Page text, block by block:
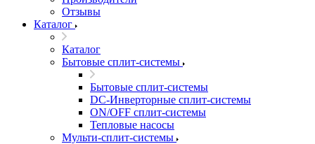
Отзывы
Каталог
Каталог
Бытовые сплит-системы
Бытовые сплит-системы
DC-Инверторные сплит-системы
ON/OFF сплит-системы
Тепловые насосы
Мульти-сплит-системы